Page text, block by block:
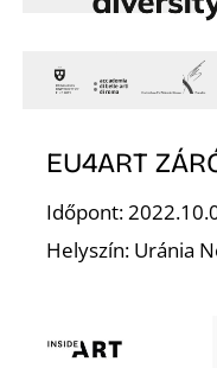
EU4ART
Időpont:
Helyszín: Uránia